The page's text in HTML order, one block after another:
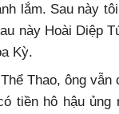
Sau này tôi
này Hoài Diệp
Kỳ.
ông vẫn
tiền hô hậu